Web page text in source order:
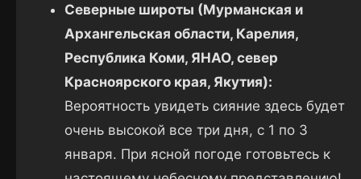
Северные широты (Мурманская и
Архангельская области, Карелия,
Республика Коми, ЯНАО, север
Красноярского края, Якутия):
Вероятность увидеть сияние здесь будет
очень высокой все три дня, с 1 по 3
января. При ясной погоде готовьтесь к